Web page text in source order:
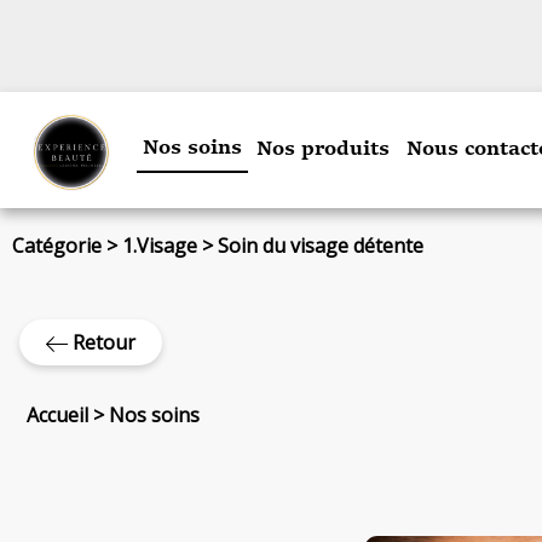
Nos soins Nos produits Nous
Catégorie >1.Visage >Soin du visage détente
Retour
Accueil >Nos soins